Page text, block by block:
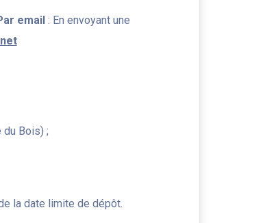
email: En envoyant une
Bois) ;
la date limite de dépôt.